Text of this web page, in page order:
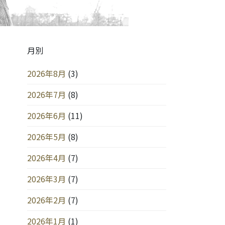
月別
2026年8月 (3)
2026年7月 (8)
2026年6月 (11)
2026年5月 (8)
2026年4月 (7)
2026年3月 (7)
2026年2月 (7)
2026年1月 (1)